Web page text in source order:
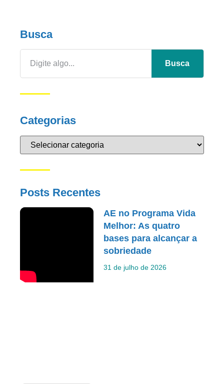
Busca
Busca
Categorias
Posts Recentes
AE no Programa Vida
Melhor: As quatro
bases para alcançar a
sobriedade
31 de julho de 2026